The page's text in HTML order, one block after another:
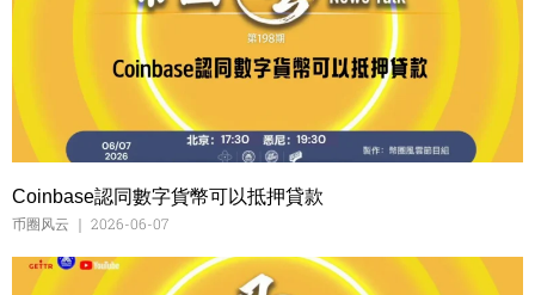
Coinbase認同數字貨幣可以抵押貸款
币圈风云 2026-06-07